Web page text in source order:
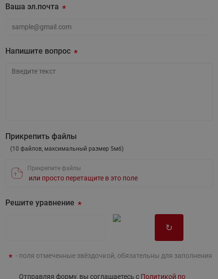
Ваша эл.почта
Напишите вопрос
Прикрепить файлы
(10 файлов, максимальный размер 5мб)
Прикрепите файлы
или просто перетащите в это поле
Решите уравнение
↻
- поля отмеченные звёздочкой, обязательны для заполнения
Отправляя форму, вы соглашаетесь с Политикой по